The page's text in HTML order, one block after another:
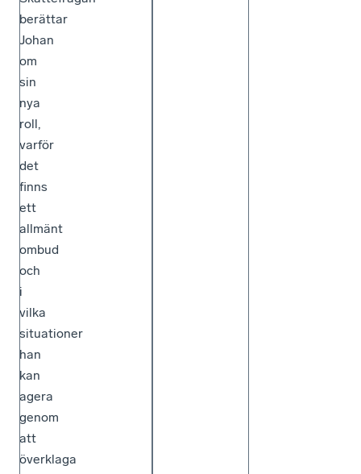
berättar
Johan
om
sin
nya
roll,
varför
det
finns
ett
allmänt
ombud
och
i
vilka
situationer
han
kan
agera
genom
att
överklaga